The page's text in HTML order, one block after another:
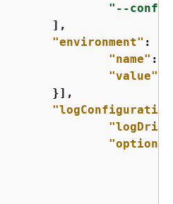
"--
"environment" : [
"name" :
"value"
"options"